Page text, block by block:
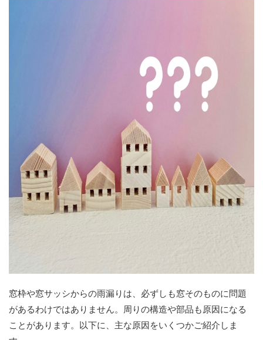
窓枠や窓サッシからの雨漏りは、必ずしも窓そのものに問題
があるわけではありません。周りの構造や部品も原因になる
ことがあります。以下に、主な原因をいくつかご紹介しま